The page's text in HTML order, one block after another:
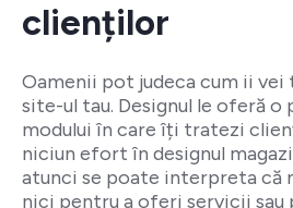
clienților
Oamenii pot judeca cum ii vei
site-ul tau. Designul le oferă o
modului în care îți tratezi
niciun efort în designul
atunci se poate interpreta că
nici pentru a oferi servicii sau